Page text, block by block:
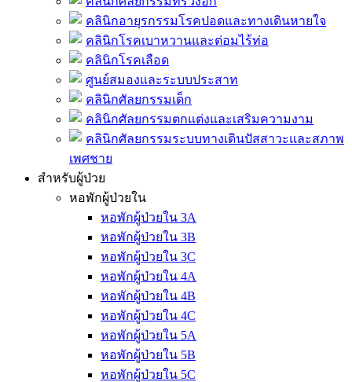
คลินิกอายุรกรรมโรคปอดและทางเดินหายใจ
คลินิกโรคเบาหวานและต่อมไร้ท่อ
คลินิกโรคเลือด
ศูนย์สมองและระบบประสาท
คลินิกศัลยกรรมเด็ก
คลินิกศัลยกรรมตกแต่งและเสริมความงาม
คลินิกศัลยกรรมระบบทางเดินปัสสาวะและสภาพ
เพศชาย
สำหรับผู้ป่วย
หอพักผู้ป่วยใน
หอพักผู้ป่วยใน 3A
หอพักผู้ป่วยใน 3B
หอพักผู้ป่วยใน 3C
หอพักผู้ป่วยใน 4A
หอพักผู้ป่วยใน 4B
หอพักผู้ป่วยใน 4C
หอพักผู้ป่วยใน 5A
หอพักผู้ป่วยใน 5B
หอพักผู้ป่วยใน 5C